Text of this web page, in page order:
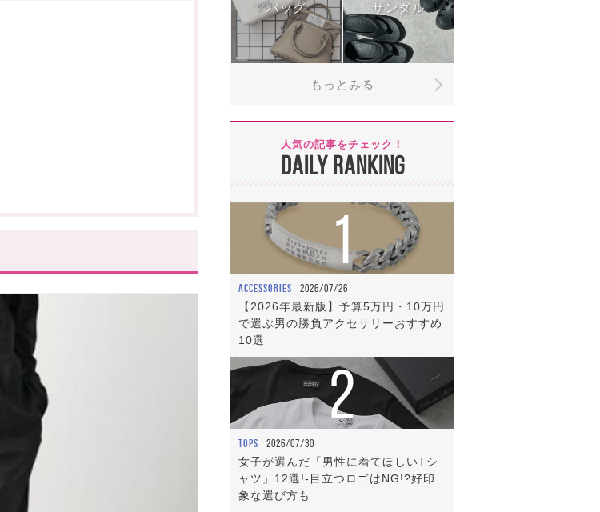
バッグ サンダル
もっとみる
人気の記事をチェック！
DAILY RANKING
1
ACCESSORIES 2026/07/26
【2026年最新版】予算5万円・10万円
で選ぶ男の勝負アクセサリーおすすめ
10選
2
TOPS 2026/07/30
女子が選んだ「男性に着てほしいTシ
ャツ」12選!-目立つロゴはNG!?好印
象な選び方も